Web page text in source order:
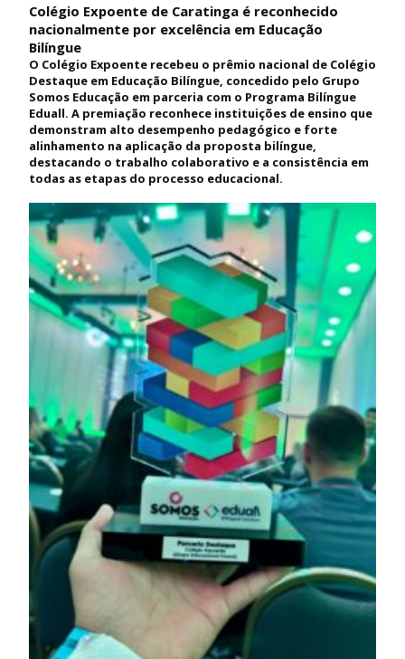
Colégio Expoente de Caratinga é reconhecido
nacionalmente por excelência em Educação
Bilíngue
O Colégio Expoente recebeu o prêmio nacional de Colégio
Destaque em Educação Bilíngue, concedido pelo Grupo
Somos Educação em parceria com o Programa Bilíngue
Eduall. A premiação reconhece instituições de ensino que
demonstram alto desempenho pedagógico e forte
alinhamento na aplicação da proposta bilíngue,
destacando o trabalho colaborativo e a consistência em
todas as etapas do processo educacional.